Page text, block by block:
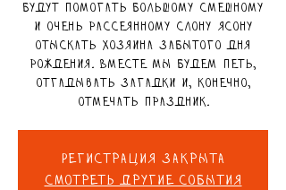
будут помогать большому смешному
и очень рассеянному слону Ясону
отыскать хозяина забытого дня
рождения. Вместе мы будем петь,
отгадывать загадки и, конечно,
отмечать праздник.
Регистрация закрыта
Смотреть другие события